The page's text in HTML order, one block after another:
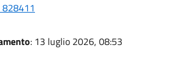
: 13 luglio 2026, 08:53